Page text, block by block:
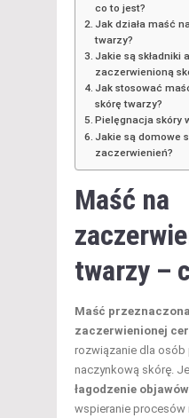
co to jest?
Jak działa maść
twarzy?
Jakie są składniki
zaczerwienioną
Jak stosować
skórę twarzy?
Pielęgnacja skóry
Jakie są domowe
zaczerwienień?
Maść na
twarzy –
Maść
zaczerwienionej
rozwiązanie dla osób
naczynkową skórę.
łagodzenie
wspieranie procesów